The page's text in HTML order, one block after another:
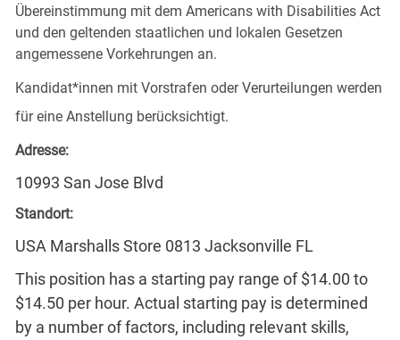
Übereinstimmung mit dem Americans with Disabilities Act
und den geltenden staatlichen und lokalen Gesetzen
angemessene Vorkehrungen an.
Kandidat*innen mit Vorstrafen oder Verurteilungen werden
für eine Anstellung berücksichtigt.
Adresse:
10993 San Jose Blvd
Standort:
USA Marshalls Store 0813 Jacksonville FL
This position has a starting pay range of $14.00 to
$14.50 per hour. Actual starting pay is determined
by a number of factors, including relevant skills,